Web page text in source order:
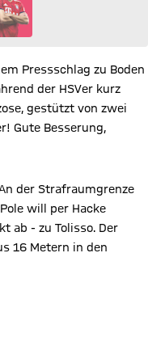
Pressschlag zu Boden
der HSVer kurz
gestützt von zwei
Gute Besserung,
der Strafraumgrenze
will per Hacke
ab - zu Tolisso. Der
16 Metern in den